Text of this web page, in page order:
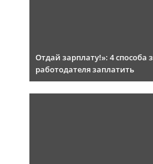
Отдай зарплату!»: 4 способа
работодателя заплатить